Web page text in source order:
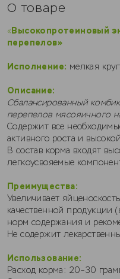
О товаре
«Высокопротеиновый
перепелов»
Исполнение: мелкая
Описание:
Сбалансированный
перепелов мясояичного
Содержит все
активного роста и
В состав корма входят
легкоусвояемые
Преимущества:
Увеличивает
качественной
норм содержания и
Не содержит
Использование:
Расход корма: 20–30